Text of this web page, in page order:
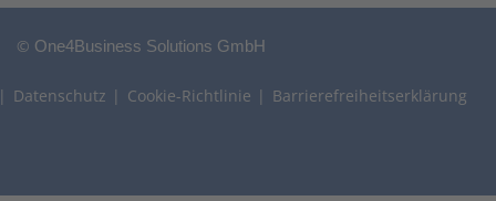
© One4Business Solutions GmbH
Datenschutz Cookie-Richtlinie Barrierefreiheitserklärung